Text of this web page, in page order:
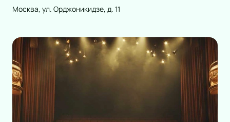
Москва, ул. Орджоникидзе, д. 11